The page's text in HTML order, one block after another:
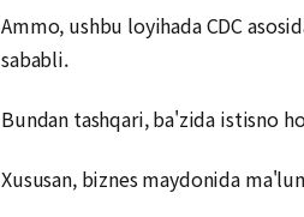
Ammo, ushbu loyihada CDC
sababli.
Bundan tashqari, ba'zida istisno
Xususan, biznes maydonida